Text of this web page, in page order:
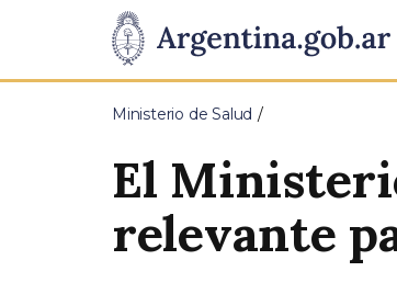
Presidencia
de
Pasar al contenido principal
Ministerio de Salud
El
relevante